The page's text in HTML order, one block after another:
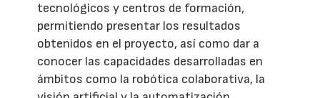
tecnológicos y centros de formación,
permitiendo presentar los resultados
obtenidos en el proyecto, así como dar a
conocer las capacidades desarrolladas en
ámbitos como la robótica colaborativa, la